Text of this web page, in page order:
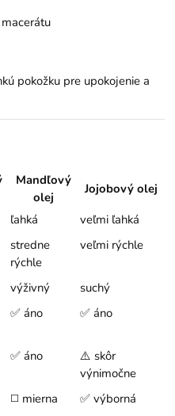
pokožku pre upokojenie a
Mandľový
olej
Jojobový olej
ľahká
veľmi ľahká
stredne
rýchle
veľmi rýchle
výživný
suchý
✅ áno ✅ áno
✅ áno
⚠️ skôr
výnimočne
◻️ mierna ✅ výborná